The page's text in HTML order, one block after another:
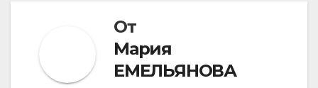
От
Мария
ЕМЕЛЬЯНОВА